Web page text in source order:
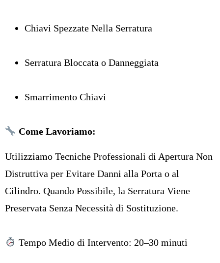
Chiavi Spezzate Nella Serratura
Serratura Bloccata o Danneggiata
Smarrimento Chiavi
Come Lavoriamo:
Utilizziamo Tecniche Professionali di Apertura Non
Distruttiva per Evitare Danni alla Porta o al
Cilindro. Quando Possibile, la Serratura Viene
Preservata Senza Necessità di Sostituzione.
Tempo Medio di Intervento: 20–30 minuti